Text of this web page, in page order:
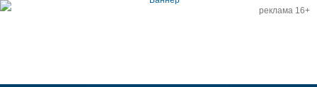
реклама 16+